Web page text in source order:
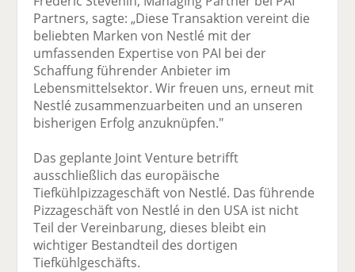
Partners, sagte: „Diese Transaktion vereint die
beliebten Marken von Nestlé mit der
umfassenden Expertise von PAI bei der
Schaffung führender Anbieter im
Lebensmittelsektor. Wir freuen uns, erneut mit
Nestlé zusammenzuarbeiten und an unseren
bisherigen Erfolg anzuknüpfen."
Das geplante Joint Venture betrifft
ausschließlich das europäische
Tiefkühlpizzageschäft von Nestlé. Das führende
Pizzageschäft von Nestlé in den USA ist nicht
Teil der Vereinbarung, dieses bleibt ein
wichtiger Bestandteil des dortigen
Tiefkühlgeschäfts.